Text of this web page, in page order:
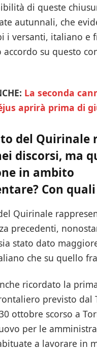
di queste
autunnali, che
i versanti, italiano e
accordo su questo
La seconda
aprirà prima di
del Quirinale
discorsi, ma
in ambito
Con
Quirinale
precedenti,
stato dato
che su quello
ricordato la
previsto dal
ottobre scorso a
per le
a lavorare in